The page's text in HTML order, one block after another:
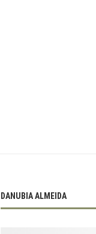
DANUBIA ALMEIDA